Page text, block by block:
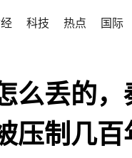
科技 热点 国际
么丢的
压制几百